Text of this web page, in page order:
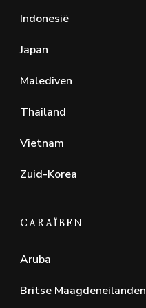
Indonesië
Japan
Malediven
Thailand
Vietnam
Zuid-Korea
CARAÏBEN
Aruba
Britse Maagdeneilanden